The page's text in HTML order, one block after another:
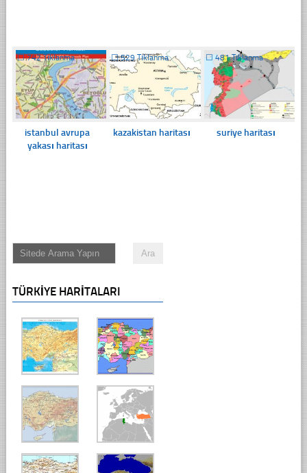
☐742 Tıklanma
istanbul avrupa
yakası haritası
☐529 Tıklanma
kazakistan haritası
☐481 Tıklanma
suriye haritası
TÜRKIYE HARITALARI